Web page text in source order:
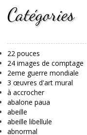
Catégories
22 pouces
24 images de comptage
2eme guerre mondiale
3 œuvres d'art mural
à accrocher
abalone paua
abeille
abeille libellule
abnormal